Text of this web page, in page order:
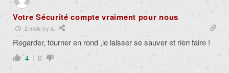
Votre Sécurité compte vraiment pour nous
2 mois il y a
Regarder, tourner en rond ,le laisser se sauver et rien faire !
4 0